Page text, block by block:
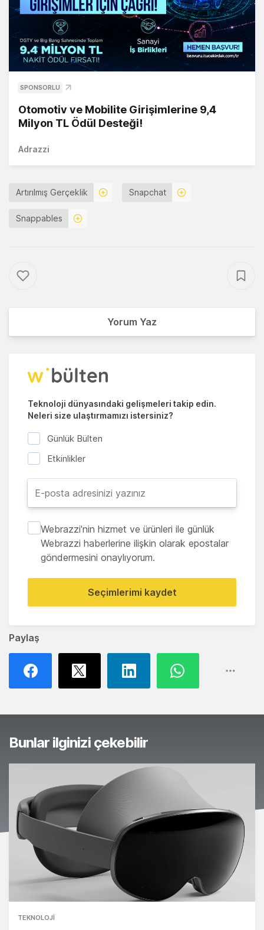
Paylaş
SPONSORLU
Otomotiv ve Mobilite Girişimlerine 9,4
Milyon TL Ödül Desteği!
Adrazzi
Artırılmış Gerçeklik Snapchat
Snappables
Yorum Yaz
Teknoloji dünyasındaki gelişmeleri takip edin.
Neleri size ulaştırmamızı istersiniz?
Günlük Bülten
Etkinlikler
Webrazzi'nin hizmet ve ürünleri ile günlük
Webrazzi haberlerine ilişkin olarak epostalar
göndermesini onaylıyorum.
Seçimlerimi kaydet
Bunlar ilginizi çekebilir
TEKNOLOJI